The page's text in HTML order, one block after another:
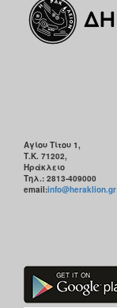
Αγίου Τίτου 1,
Τ.Κ. 71202,
Ηράκλειο
Τηλ.: 2813-409000
email:info@heraklion.gr